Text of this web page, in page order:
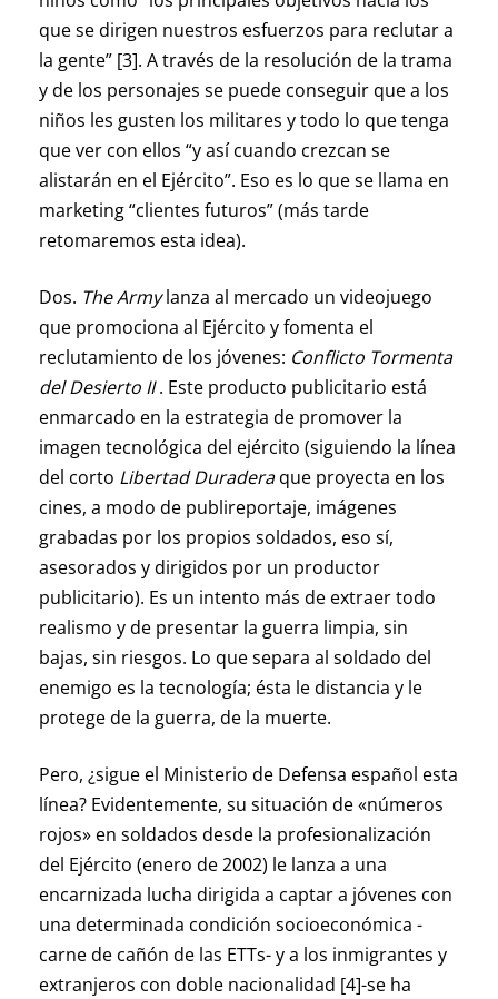
que se dirigen nuestros esfuerzos para reclutar a
la gente” [3]. A través de la resolución de la trama
y de los personajes se puede conseguir que a los
niños les gusten los militares y todo lo que tenga
que ver con ellos “y así cuando crezcan se
alistarán en el Ejército”. Eso es lo que se llama en
marketing “clientes futuros” (más tarde
retomaremos esta idea).
Dos. The Armylanza al mercado un videojuego
que promociona al Ejército y fomenta el
reclutamiento de los jóvenes: Conflicto Tormenta
del Desierto II. Este producto publicitario está
enmarcado en la estrategia de promover la
imagen tecnológica del ejército (siguiendo la línea
del corto Libertad Duraderaque proyecta en los
cines, a modo de publireportaje, imágenes
grabadas por los propios soldados, eso sí,
asesorados y dirigidos por un productor
publicitario). Es un intento más de extraer todo
realismo y de presentar la guerra limpia, sin
bajas, sin riesgos. Lo que separa al soldado del
enemigo es la tecnología; ésta le distancia y le
protege de la guerra, de la muerte.
Pero, ¿sigue el Ministerio de Defensa español esta
línea? Evidentemente, su situación de «números
rojos» en soldados desde la profesionalización
del Ejército (enero de 2002) le lanza a una
encarnizada lucha dirigida a captar a jóvenes con
una determinada condición socioeconómica -
carne de cañón de las ETTs- y a los inmigrantes y
extranjeros con doble nacionalidad [4]-se ha